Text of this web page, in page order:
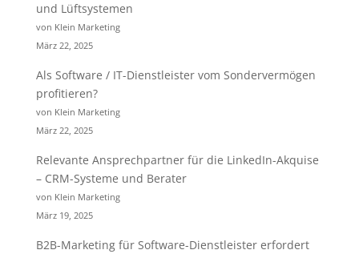
und Lüftsystemen
von Klein Marketing
März 22, 2025
Als Software / IT-Dienstleister vom Sondervermögen
profitieren?
von Klein Marketing
März 22, 2025
Relevante Ansprechpartner für die LinkedIn-Akquise
– CRM-Systeme und Berater
von Klein Marketing
März 19, 2025
B2B-Marketing für Software-Dienstleister erfordert